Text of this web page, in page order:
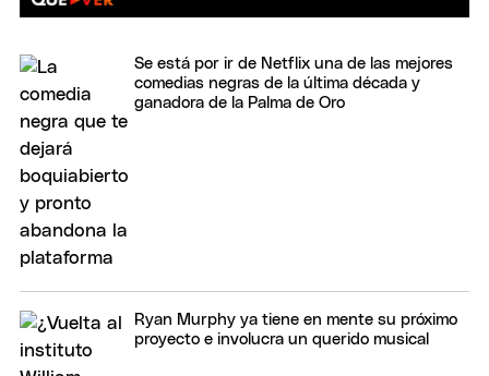
Se está por ir de Netflix una de las mejores
comedias negras de la última década y
ganadora de la Palma de Oro
Ryan Murphy ya tiene en mente su próximo
proyecto e involucra un querido musical